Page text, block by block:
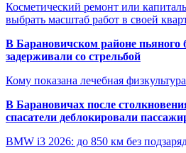
Косметический ремонт или
выбрать масштаб работ в своей
В Барановичском районе пьяного
задерживали со стрельбой
Кому показана лечебная
В Барановичах после
спасатели деблокировали
BMW i3 2026: до 850 км без